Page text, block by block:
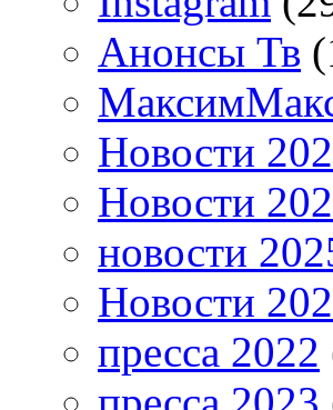
Анонсы Тв
Новости
Новости
новости
Новости
пресса 2022